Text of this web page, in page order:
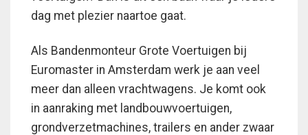
dag met plezier naartoe gaat.
Als Bandenmonteur Grote Voertuigen bij
Euromaster in Amsterdam werk je aan veel
meer dan alleen vrachtwagens. Je komt ook
in aanraking met landbouwvoertuigen,
grondverzetmachines, trailers en ander zwaar